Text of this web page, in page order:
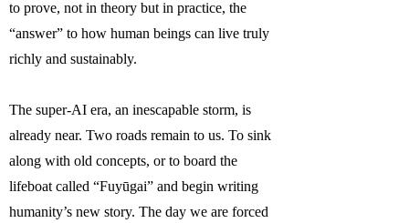
to prove, not in theory but in practice, the
“answer” to how human beings can live truly
richly and sustainably.
The super-AI era, an inescapable storm, is
already near. Two roads remain to us. To sink
along with old concepts, or to board the
lifeboat called “Fuyūgai” and begin writing
humanity’s new story. The day we are forced